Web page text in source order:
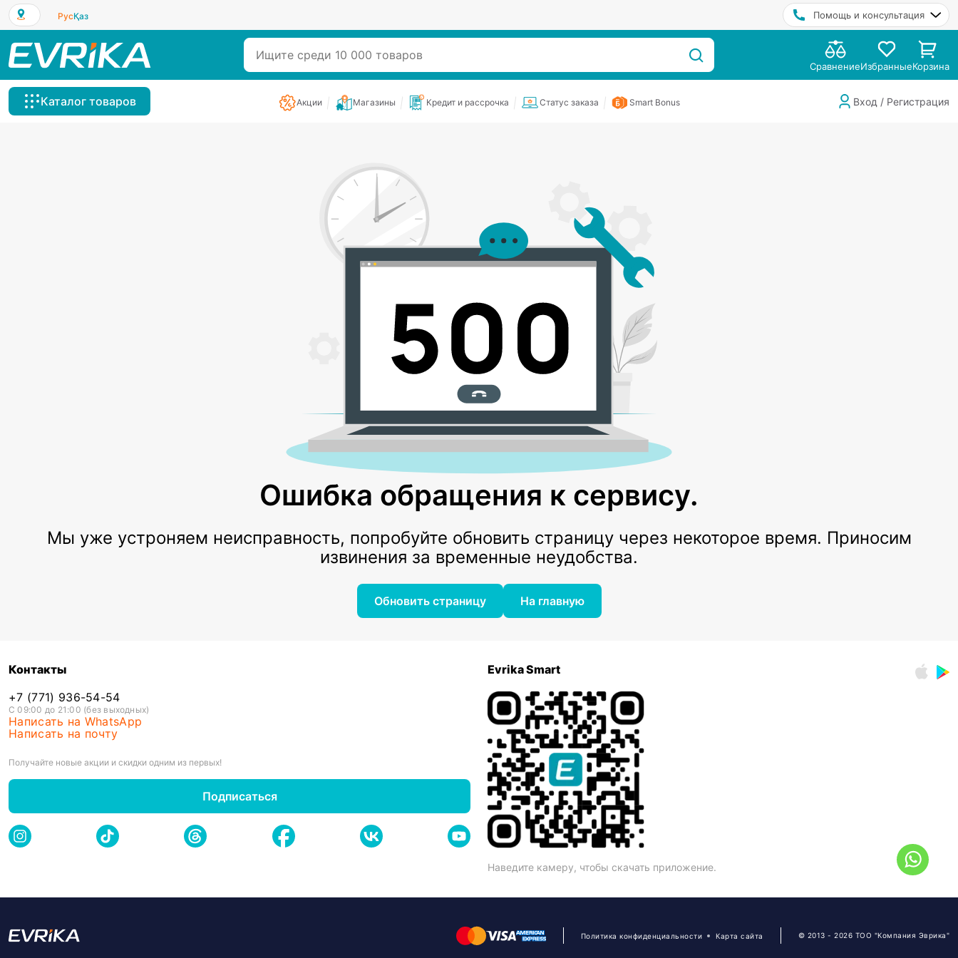
РусҚаз Помощь и консультация
СравнениеИзбранныеКорзина
Каталог товаров Акции Магазины Кредит и рассрочка Статус заказа Smart Bonus Вход / Регистрация
Ошибка обращения к сервису.
Мы уже устроняем неисправность, попробуйте обновить страницу через некоторое время. Приносим
извинения за временные неудобства.
Обновить страницу На главную
Контакты
+7 (771) 936-54-54
С 09:00 до 21:00 (без выходных)
Написать на WhatsApp
Написать на почту
Получайте новые акции и скидки одним из первых!
Подписаться
Evrika Smart
Наведите камеру, чтобы скачать приложение.
Политика конфиденциальности Карта сайта © 2013 - 2026 ТОО "Компания Эврика"